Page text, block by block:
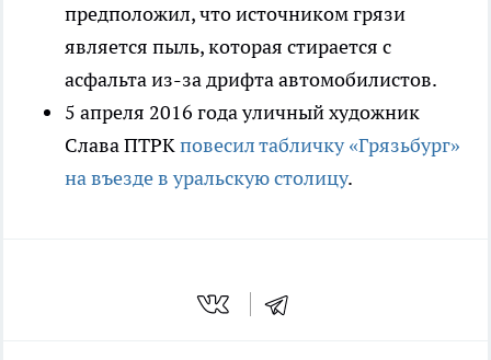
предположил, что источником грязи
является пыль, которая стирается с
асфальта из-за дрифта автомобилистов.
5 апреля 2016 года уличный художник
Слава ПТРКповесил табличку «Грязьбург»
на въезде в уральскую столицу.